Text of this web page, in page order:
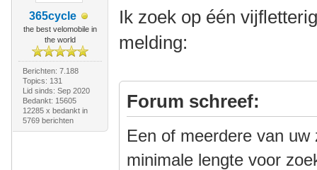
365cycle
the best velomobile in
the world
Berichten: 7.188
Topics: 131
Lid sinds: Sep 2020
Bedankt: 15605
12285 x bedankt in
5769 berichten
Ik zoek op één
melding:
Forum schreef:
Een of meerdere van
minimale lengte voor